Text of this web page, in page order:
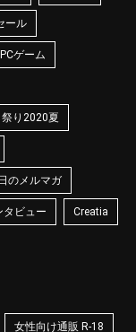
ール
PCゲーム
り2020夏
のメルマガ
タビュー Creatia
女性向け通販 R-18